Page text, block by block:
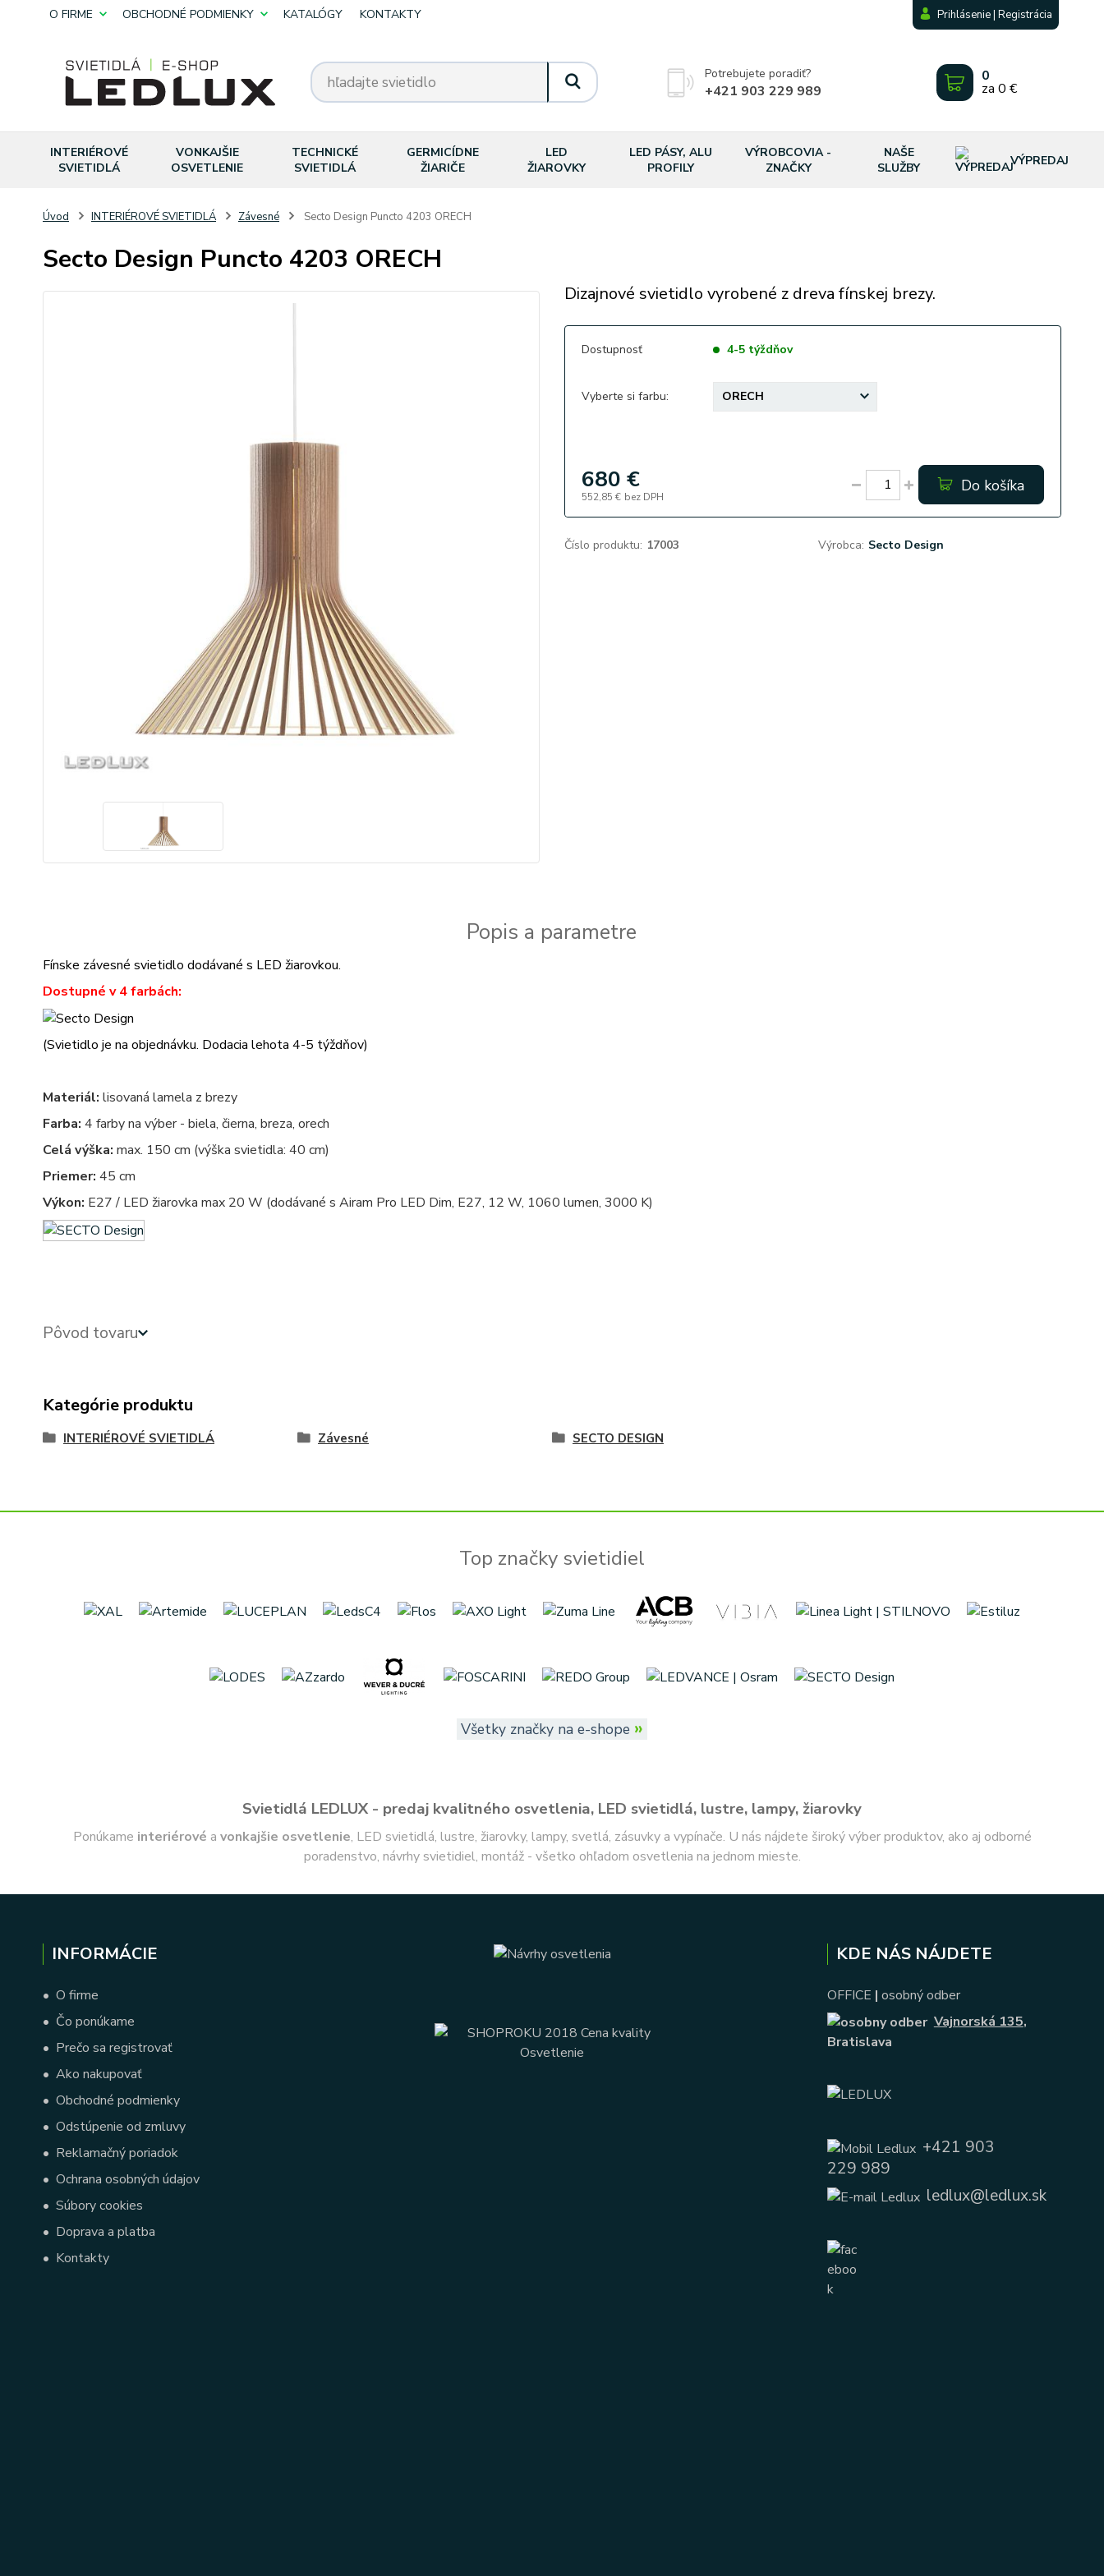
O FIRME OBCHODNÉ PODMIENKY KATALÓGY KONTAKTY Prihlásenie | Registrácia
Potrebujete poradiť?
+421 903 229 989
0
za 0 €
INTERIÉROVÉ
SVIETIDLÁ
VONKAJŠIE
OSVETLENIE
TECHNICKÉ
SVIETIDLÁ
GERMICÍDNE
ŽIARIČE
LED
ŽIAROVKY
LED PÁSY, ALU
PROFILY
VÝROBCOVIA -
ZNAČKY
NAŠE
SLUŽBY
VÝPREDAJ
Úvod INTERIÉROVÉ SVIETIDLÁ Závesné Secto Design Puncto 4203 ORECH
Secto Design Puncto 4203 ORECH
Dizajnové svietidlo vyrobené z dreva fínskej brezy.
Dostupnosť 4-5 týždňov
Vyberte si farbu:
680 €
552,85 € bez DPH
Do košíka
Číslo produktu: 17003 Výrobca: Secto Design
Popis a parametre
Fínske závesné svietidlo dodávané s LED žiarovkou.
Dostupné v 4 farbách:
(Svietidlo je na objednávku. Dodacia lehota 4-5 týždňov)
Materiál: lisovaná lamela z brezy
Farba: 4 farby na výber - biela, čierna, breza, orech
Celá výška: max. 150 cm (výška svietidla: 40 cm)
Priemer: 45 cm
Výkon: E27 / LED žiarovka max 20 W (dodávané s Airam Pro LED Dim, E27, 12 W, 1060 lumen, 3000 K)
Pôvod tovaru
Kategórie produktu
INTERIÉROVÉ SVIETIDLÁ Závesné SECTO DESIGN
Top značky svietidiel
Všetky značky na e-shope »
Svietidlá LEDLUX - predaj kvalitného osvetlenia, LED svietidlá, lustre, lampy, žiarovky
Ponúkame interiérové a vonkajšie osvetlenie, LED svietidlá, lustre, žiarovky, lampy, svetlá, zásuvky a vypínače. U nás nájdete široký výber produktov, ako aj odborné
poradenstvo, návrhy svietidiel, montáž - všetko ohľadom osvetlenia na jednom mieste.
INFORMÁCIE
• O firme
• Čo ponúkame
• Prečo sa registrovať
• Ako nakupovať
• Obchodné podmienky
• Odstúpenie od zmluvy
• Reklamačný poriadok
• Ochrana osobných údajov
• Súbory cookies
• Doprava a platba
• Kontakty
KDE NÁS NÁJDETE
OFFICE | osobný odber
Vajnorská 135,
Bratislava
+421 903
229 989
ledlux@ledlux.sk